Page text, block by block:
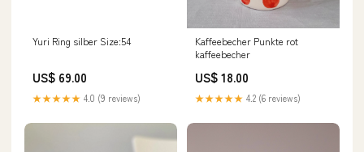
Yuri Ring silber Size:54
US$ 69.00
★★★★★ 4.0 (9 reviews)
Kaffeebecher Punkte rot
kaffeebecher
US$ 18.00
★★★★★ 4.2 (6 reviews)